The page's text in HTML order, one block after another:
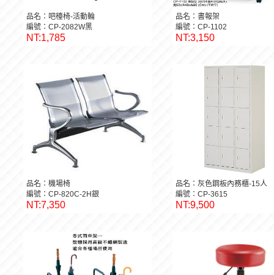
品名：吧檯椅-活動輪
編號：CP-2082W黑
NT:1,785
品名：書報架
編號：CP-1102
NT:3,150
品名：機場椅
編號：CP-820C-2H銀
NT:7,350
品名：灰色鋼板內務櫃-15人
編號：CP-3615
NT:9,500